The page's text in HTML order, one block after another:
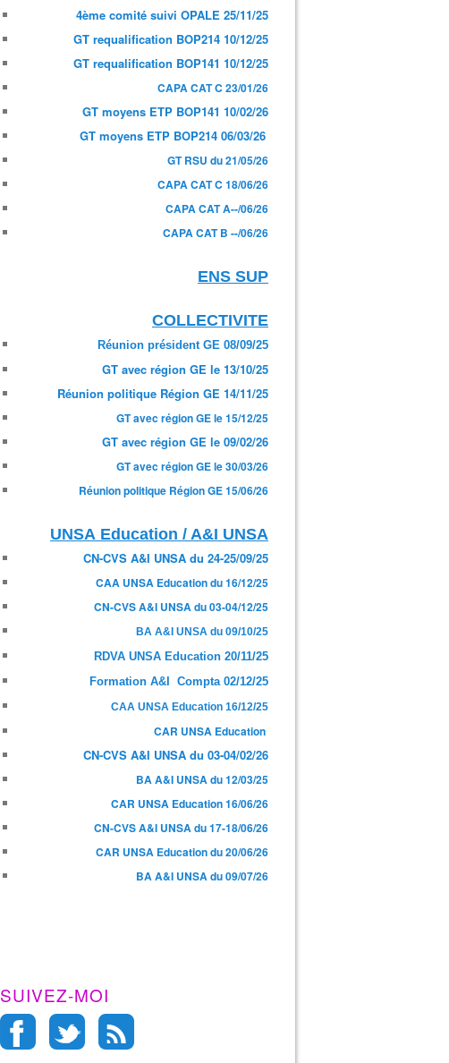
4ème comité suivi OPALE 25/11/25
GT requalification BOP214 10/12/25
GT requalification BOP141 10/12/25
CAPA CAT C 23/01/26
GT moyens ETP BOP141 10/02/26
GT moyens ETP BOP214 06/03/26
GT RSU du 21/05/26
CAPA CAT C 18/06/26
CAPA CAT A--/06/26
CAPA CAT B --/06/26
ENS SUP
COLLECTIVITE
Réunion président GE 08/09/25
GT avec région GE le 13/10/25
Réunion politique Région GE 14/11/25
GT avec région GE le 15/12/25
GT avec région GE le 09/02/26
GT avec région GE le 30/03/26
Réunion politique Région GE 15/06/26
UNSA Education / A&I UNSA
CN-CVS A&I UNSA du 24-25/09/25
CAA UNSA Education du 16/12/25
CN-CVS A&I UNSA du 03-04/12/25
BA A&I UNSA du 09/10/25
RDVA UNSA Education 20/11/25
Formation A&I Compta 02/12/25
CAA UNSA Education 16/12/25
CAR UNSA Education
CN-CVS A&I UNSA du 03-04/02/26
BA A&I UNSA du 12/03/25
CAR UNSA Education 16/06/26
CN-CVS A&I UNSA du 17-18/06/26
CAR UNSA Education du 20/06/26
BA A&I UNSA du 09/07/26
SUIVEZ-MOI